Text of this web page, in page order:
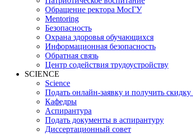
Обращение ректора МосГУ
Mentoring
Безопасность
Охрана здоровья обучающихся
Информационная безопасность
Обратная связь
Центр содействия трудоустройству
SCIENCE
Science
Подать онлайн-заявку и получить скидку
Кафедры
Аспирантура
Подать документы в аспирантуру
Диссертационный совет